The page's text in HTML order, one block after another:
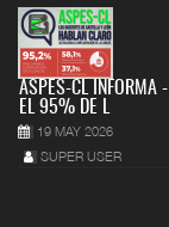
ASPES-CL INFORMA -
EL 95% DE L
19 MAY 2026
SUPER USER